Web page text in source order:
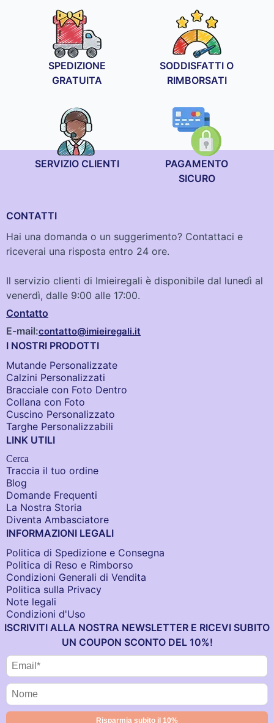
19,90 €
a
34,90 €
19,90 €
a
34,90 €
SPEDIZIONE
GRATUITA
SODDISFATTI O
RIMBORSATI
SERVIZIO CLIENTI
PAGAMENTO
SICURO
CONTATTI
Hai una domanda o un suggerimento? Contattaci e
riceverai una risposta entro 24 ore.
Il servizio clienti di Imieiregali è disponibile dal lunedì al
venerdì, dalle 9:00 alle 17:00.
Contatto
E-mail:contatto@imieiregali.it
I NOSTRI PRODOTTI
Mutande Personalizzate
Calzini Personalizzati
Bracciale con Foto Dentro​
Collana con Foto
Cuscino Personalizzato
Targhe Personalizzabili
LINK UTILI
Cerca
Traccia il tuo ordine
Blog
Domande Frequenti
La Nostra Storia
Diventa Ambasciatore
INFORMAZIONI LEGALI
Politica di Spedizione e Consegna
Politica di Reso e Rimborso
Condizioni Generali di Vendita
Politica sulla Privacy
Note legali
Condizioni d'Uso
ISCRIVITI ALLA NOSTRA NEWSLETTER E RICEVI SUBITO
UN COUPON SCONTO DEL 10%!